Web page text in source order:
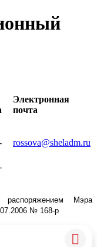
Электронная
почта
rossova@sheladm.ru
распоряжением Мэра
№ 168-р